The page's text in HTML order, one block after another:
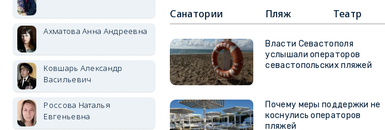
Cанатории
Пляж Театр
Власти Севастополя
услышали операторов
севастопольских пляжей
Почему меры поддержки не
коснулись операторов
пляжей
Ахматова Анна Андреевна
Ковшарь Александр
Васильевич
Россова Наталья
Евгеньевна